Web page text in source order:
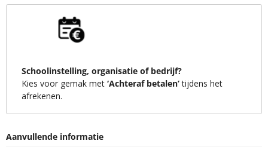
Schoolinstelling, organisatie of bedrijf?
Kies voor gemak met ‘Achteraf betalen’tijdens het
afrekenen.
Aanvullende informatie